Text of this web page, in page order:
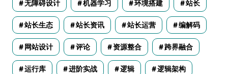
无障碍设计 机器学习 环境搭建 站长
站长生态 站长资讯 站长运营 编解码
网站设计 评论 资源整合 跨界融合
运行库 进阶实战 逻辑 逻辑架构